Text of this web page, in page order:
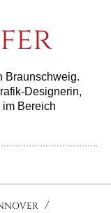
Braunschweig.
Designerin,
Bereich